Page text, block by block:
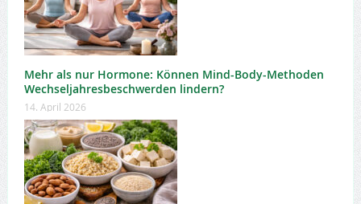
Mehr als nur Hormone: Können Mind-Body-Methoden
Wechseljahresbeschwerden lindern?
14. April 2026